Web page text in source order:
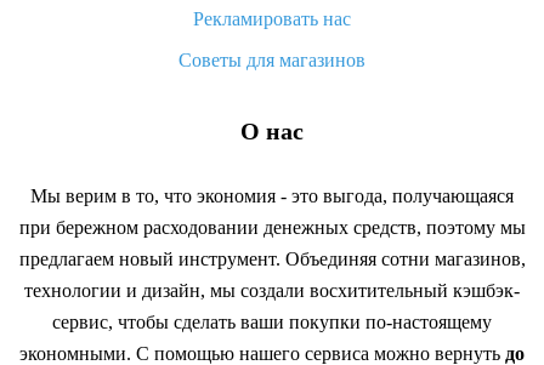
Рекламировать нас
Советы для магазинов
О нас
Мы верим в то, что экономия - это выгода, получающаяся
при бережном расходовании денежных средств, поэтому мы
предлагаем новый инструмент. Объединяя сотни магазинов,
технологии и дизайн, мы создали восхитительный кэшбэк-
сервис, чтобы сделать ваши покупки по-настоящему
экономными. С помощью нашего сервиса можно вернуть до